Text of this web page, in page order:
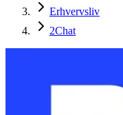
Erhvervsliv
2Chat